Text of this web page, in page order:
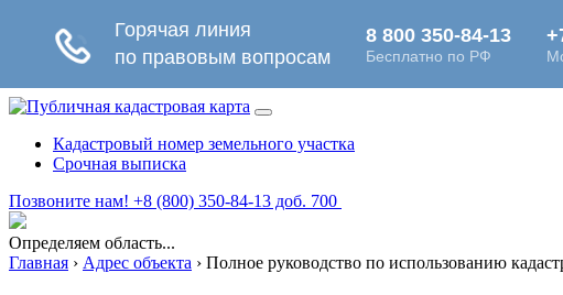
Кадастровый номер земельного участка
Срочная выписка
Позвоните нам! +8 (800) 350-84-13 доб. 700
Определяем область...
Главная › Адрес объекта › Полное руководство по использованию